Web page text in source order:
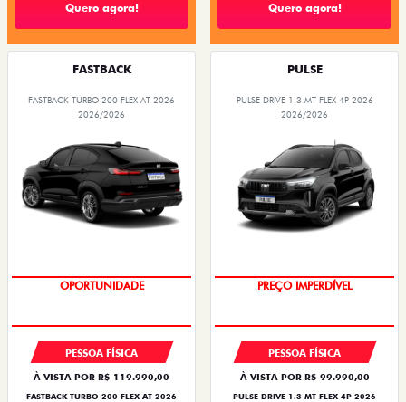
Quero agora! Quero agora!
FASTBACK
FASTBACK TURBO 200 FLEX AT 2026
2026/2026
OPORTUNIDADE
PESSOA FÍSICA
À VISTA POR R$ 119.990,00
FASTBACK TURBO 200 FLEX AT 2026
PULSE
PULSE DRIVE 1.3 MT FLEX 4P 2026
2026/2026
PREÇO IMPERDÍVEL
PESSOA FÍSICA
À VISTA POR R$ 99.990,00
PULSE DRIVE 1.3 MT FLEX 4P 2026